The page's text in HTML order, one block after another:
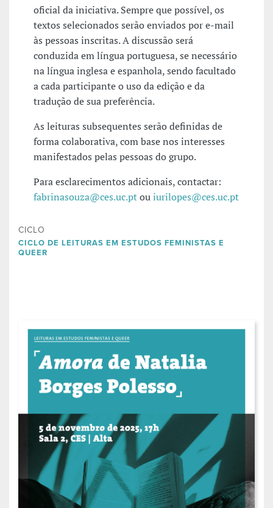
oficial da iniciativa. Sempre que possível, os
textos selecionados serão enviados por e-mail
às pessoas inscritas. A discussão será
conduzida em língua portuguesa, se necessário
na língua inglesa e espanhola, sendo facultado
a cada participante o uso da edição e da
tradução de sua preferência.
As leituras subsequentes serão definidas de
forma colaborativa, com base nos interesses
manifestados pelas pessoas do grupo.
Para esclarecimentos adicionais, contactar:
fabrinasouza@ces.uc.ptouiurilopes@ces.uc.pt
CICLO
CICLO DE LEITURAS EM ESTUDOS FEMINISTAS E
QUEER